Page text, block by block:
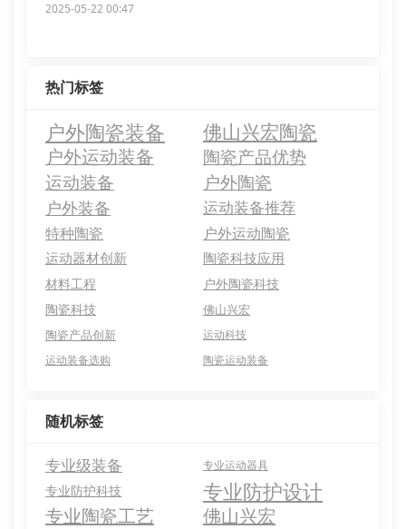
2025-05-22 00:47
热门标签
户外陶瓷装备 佛山兴宏陶瓷
户外运动装备 陶瓷产品优势
运动装备
户外陶瓷
户外装备
运动装备推荐
特种陶瓷 户外运动陶瓷
运动器材创新 陶瓷科技应用
材料工程
户外陶瓷科技
陶瓷科技
佛山兴宏
陶瓷产品创新
运动科技
运动装备选购
陶瓷运动装备
随机标签
专业级装备 专业运动器具
专业防护科技 专业防护设计
专业陶瓷工艺 佛山兴宏